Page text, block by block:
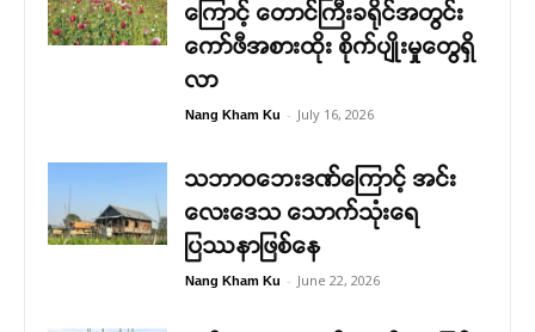
ကြောင့် တောင်ကြီးခရိုင်အတွင်း
ကော်ဖီအစားထိုး စိုက်ပျိုးမှုတွေရှိ
လာ
Nang Kham Ku - July 16, 2026
သဘာဝဘေးဒဏ်ကြောင့် အင်း
လေးဒေသ သောက်သုံးရေ
ပြဿနာဖြစ်နေ
Nang Kham Ku - June 22, 2026